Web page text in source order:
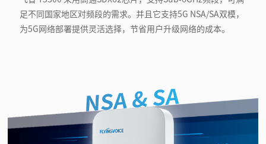
足不同国家地区对频段的需求。并且它支持5G NSA/SA双模，
为5G网络部署提供灵活选择，节省用户升级网络的成本。